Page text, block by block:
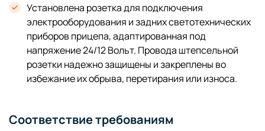
Установлена розетка для подключения
электрооборудования и задних светотехнических
приборов прицепа, адаптированная под
напряжение 24/12 Вольт. Провода штепсельной
розетки надежно защищены и закреплены во
избежание их обрыва, перетирания или износа.
Соответствие требованиям